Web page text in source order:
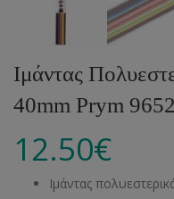
Ιμάντας
40mm Prym
12.50€
Ιμάντας